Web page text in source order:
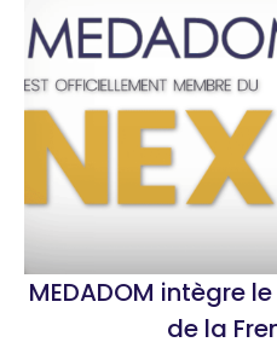
MEDADOM intègre
de la